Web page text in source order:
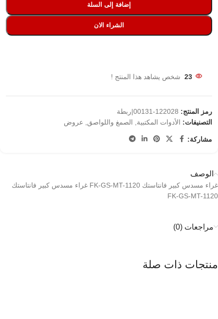
إضافة إلى السلة
الشراء الان
23 شخص يشاهد هذا المنتج !
رمز المنتج: 122028-00131|ربطة
التصنيفات: الأدوات المكتبية الصمغ واللواصق عروض
مشاركة:
الوصف
غراء مسدس كبير فانتاستك FK-GS-MT-1120 غراء مسدس كبير فانتاستك
FK-GS-MT-1120
مراجعات (0)
منتجات ذات صلة